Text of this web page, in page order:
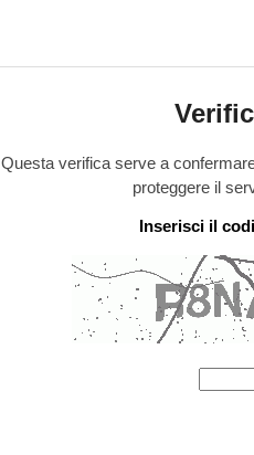
Questa verifica serve a
proteggere il
Inserisci il